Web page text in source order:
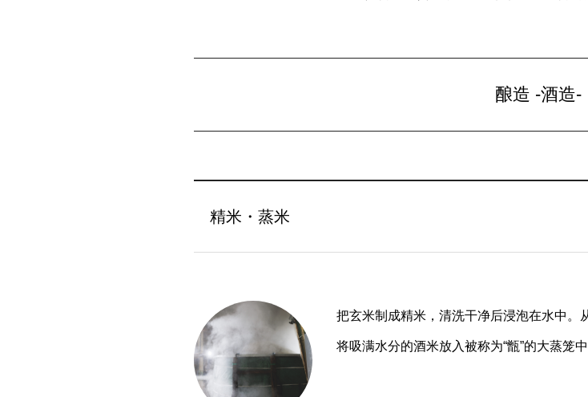
酿造 -酒造-
精米・蒸米
把玄米制成精米，清洗干净后浸泡在水中。
将吸满水分的酒米放入被称为“甑”的大蒸笼